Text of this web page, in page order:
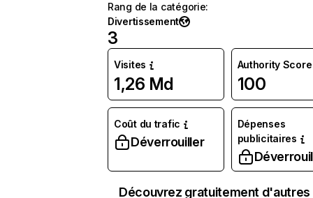
Rang de la catégorie:
Divertissement
3
Visites
1,26 Md
Authority Score
100
Coût du trafic
Déverrouiller
Dépenses
publicitaires
Découvrez gratuitement d'autres